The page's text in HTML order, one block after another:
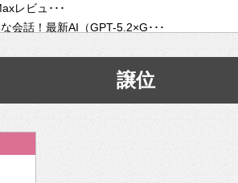
レビュ･･･
会話！最新AI（GPT-5.2×G･･･
VITURE Luma Ultra･･･
ジャストシステム、”自分が今話し･･･
分で作って、想いを渡す」 TE･･･
譲位